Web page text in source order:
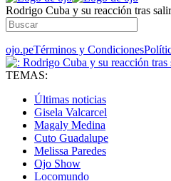
Rodrigo Cuba y su reacción tras
ojo.peTérminos y Condiciones
TEMAS:
Últimas noticias
Gisela Valcarcel
Magaly Medina
Cuto Guadalupe
Melissa Paredes
Ojo Show
Locomundo